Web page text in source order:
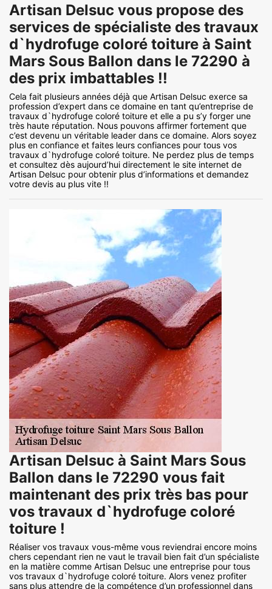
Artisan Delsuc vous propose des
services de spécialiste des travaux
d`hydrofuge coloré toiture à Saint
Mars Sous Ballon dans le 72290 à
des prix imbattables !!
Cela fait plusieurs années déjà que Artisan Delsuc exerce sa
profession d’expert dans ce domaine en tant qu’entreprise de
travaux d`hydrofuge coloré toiture et elle a pu s’y forger une
très haute réputation. Nous pouvons affirmer fortement que
c’est devenu un véritable leader dans ce domaine. Alors soyez
plus en confiance et faites leurs confiances pour tous vos
travaux d`hydrofuge coloré toiture. Ne perdez plus de temps
et consultez dès aujourd’hui directement le site internet de
Artisan Delsuc pour obtenir plus d’informations et demandez
votre devis au plus vite !!
Artisan Delsuc à Saint Mars Sous
Ballon dans le 72290 vous fait
maintenant des prix très bas pour
vos travaux d`hydrofuge coloré
toiture !
Réaliser vos travaux vous-même vous reviendrai encore moins
chers cependant rien ne vaut le travail bien fait d’un spécialiste
en la matière comme Artisan Delsuc une entreprise pour tous
vos travaux d`hydrofuge coloré toiture. Alors venez profiter
sans plus attendre de la compétence d’un professionnel dans